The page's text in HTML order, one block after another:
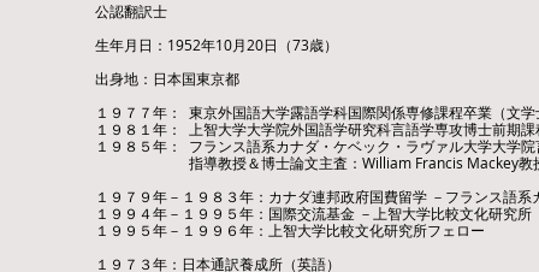
​​公認翻訳士
生年月日：1952年10月20日（73歳）
出身地：日本国東京都
１９７７年： 東京外国語大学露語学科国際関係専修課程卒業（文学
１９８１年： 上智大学大学院外国語学研究科言語学専攻博士前期
１９８５年： フランス語系カナダ・ケベック・ラヴァル大学大学
指導教授＆博士論文主査：William Francis Mackey教
１９７９年－１９８３年：カナダ連邦政府国費留学 －フランス語
​１９９４年－１９９５年：国際交流基金 －上智大学比較文化研究所
​１９９５年－１９９６年：上智大学比較文化研究所フェロー
１９７３年：日本通訳養成所（英語）